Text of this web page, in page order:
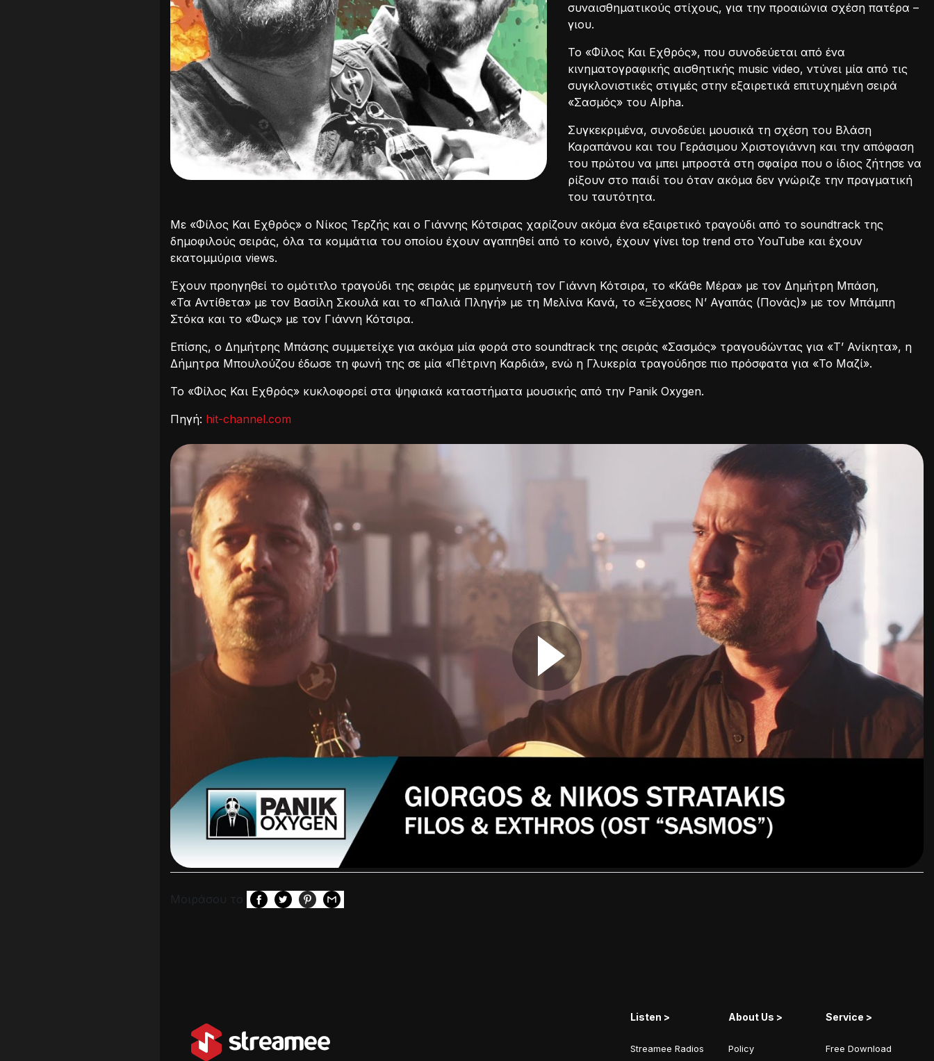
συναισθηματικούς στίχους, για την προαιώνια σχέση πατέρα –
γιου.
Το «Φίλος Και Εχθρός», που συνοδεύεται από ένα
κινηματογραφικής αισθητικής music video, ντύνει μία από τις
συγκλονιστικές στιγμές στην εξαιρετικά επιτυχημένη σειρά
«Σασμός» του Alpha.
Συγκεκριμένα, συνοδεύει μουσικά τη σχέση του Βλάση
Καραπάνου και του Γεράσιμου Χριστογιάννη και την απόφαση
του πρώτου να μπει μπροστά στη σφαίρα που ο ίδιος ζήτησε να
ρίξουν στο παιδί του όταν ακόμα δεν γνώριζε την πραγματική
του ταυτότητα.
Με «Φίλος Και Εχθρός» ο Νίκος Τερζής και ο Γιάννης Κότσιρας χαρίζουν ακόμα ένα εξαιρετικό τραγούδι από το soundtrack της
δημοφιλούς σειράς, όλα τα κομμάτια του οποίου έχουν αγαπηθεί από το κοινό, έχουν γίνει top trend στο YouTube και έχουν
εκατομμύρια views.
Έχουν προηγηθεί το ομότιτλο τραγούδι της σειράς με ερμηνευτή τον Γιάννη Κότσιρα, το «Κάθε Μέρα» με τον Δημήτρη Μπάση,
«Τα Αντίθετα» με τον Βασίλη Σκουλά και το «Παλιά Πληγή» με τη Μελίνα Κανά, το «Ξέχασες Ν’ Αγαπάς (Πονάς)» με τον Μπάμπη
Στόκα και το «Φως» με τον Γιάννη Κότσιρα.
Επίσης, ο Δημήτρης Μπάσης συμμετείχε για ακόμα μία φορά στο soundtrack της σειράς «Σασμός» τραγουδώντας για «Τ’ Ανίκητα», η
Δήμητρα Μπουλούζου έδωσε τη φωνή της σε μία «Πέτρινη Καρδιά», ενώ η Γλυκερία τραγούδησε πιο πρόσφατα για «Το Μαζί».
Το «Φίλος Και Εχθρός» κυκλοφορεί στα ψηφιακά καταστήματα μουσικής από την Panik Oxygen.
Πηγή: hit-channel.com
Μοιράσου το
Listen >
Streamee Radios
About Us >
Policy
Service >
Free Download